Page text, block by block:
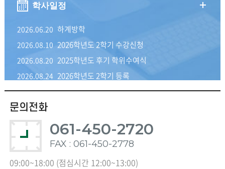
학사일정
2026.06.20 하계방학
2026.08.10 2026학년도 2학기 수강신청
2026.08.20 2025학년도 후기 학위수여식
2026.08.24 2026학년도 2학기 등록
문의전화
061-450-2720
FAX : 061-450-2778
09:00~18:00 (점심시간 12:00~13:00)